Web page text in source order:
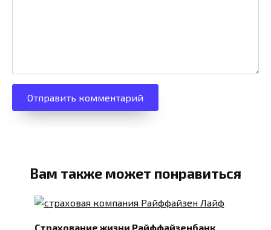
Вам также может понравиться
Страхование жизни Райффайзенбанк